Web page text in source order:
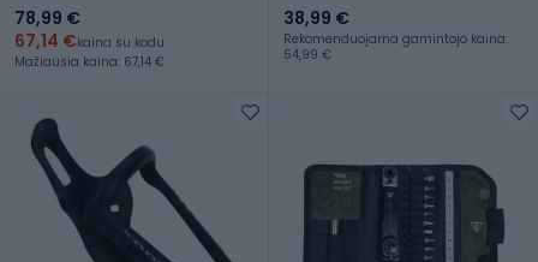
78,99 €
67,14 €kaina su kodu
Mažiausia kaina: 67,14 €
38,99 €
Rekomenduojama gamintojo kaina:
54,99 €